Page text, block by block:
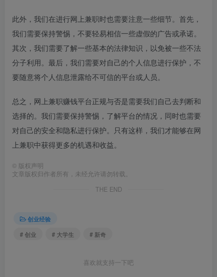
此外，我们在进行网上兼职时也需要注意一些细节。首先，
我们需要保持警惕，不要轻易相信一些虚假的广告或承诺。
其次，我们需要了解一些基本的法律知识，以免被一些不法
分子利用。最后，我们需要对自己的个人信息进行保护，不
要随意将个人信息泄露给不可信的平台或人员。
总之，网上兼职赚钱平台正规与否是需要我们自己去判断和
选择的。我们需要保持警惕，了解平台的情况，同时也需要
对自己的安全和隐私进行保护。只有这样，我们才能够在网
上兼职中获得更多的机遇和收益。
© 版权声明
文章版权归作者所有，未经允许请勿转载。
THE END
创业经验
# 创业
# 大学生 # 新奇
喜欢就支持一下吧